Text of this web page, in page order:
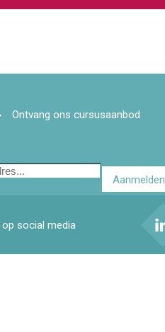
Ontvang ons cursusaanbod
Aanmelden
social media